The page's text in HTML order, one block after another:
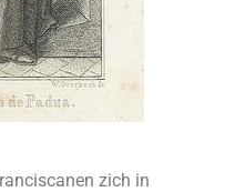
zich in